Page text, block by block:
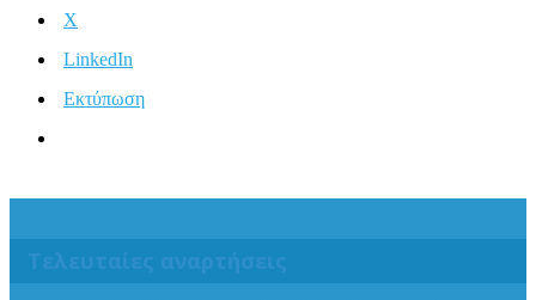
X
LinkedIn
Εκτύπωση